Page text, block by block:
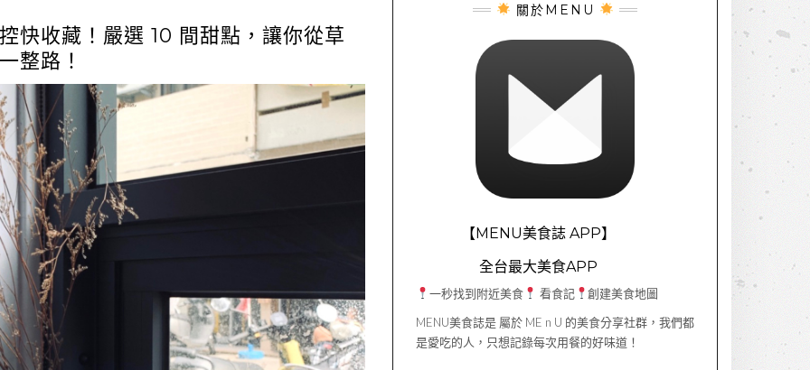
快收藏！嚴選 10 間甜點，讓你從草
整路！
關於MENU
【MENU美食誌 APP】
全台最大美食APP
一秒找到附近美食 看食記
創建美食地圖
MENU美食誌是 屬於 ME n U 的美食分享社群，我們都
是愛吃的人，只想記錄每次用餐的好味道！